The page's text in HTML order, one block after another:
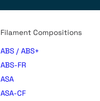
Filament Compositions
ABS / ABS+
ABS-FR
ASA
ASA-CF